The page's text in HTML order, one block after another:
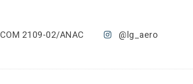
COM 2109-02/ANAC @lg_aero